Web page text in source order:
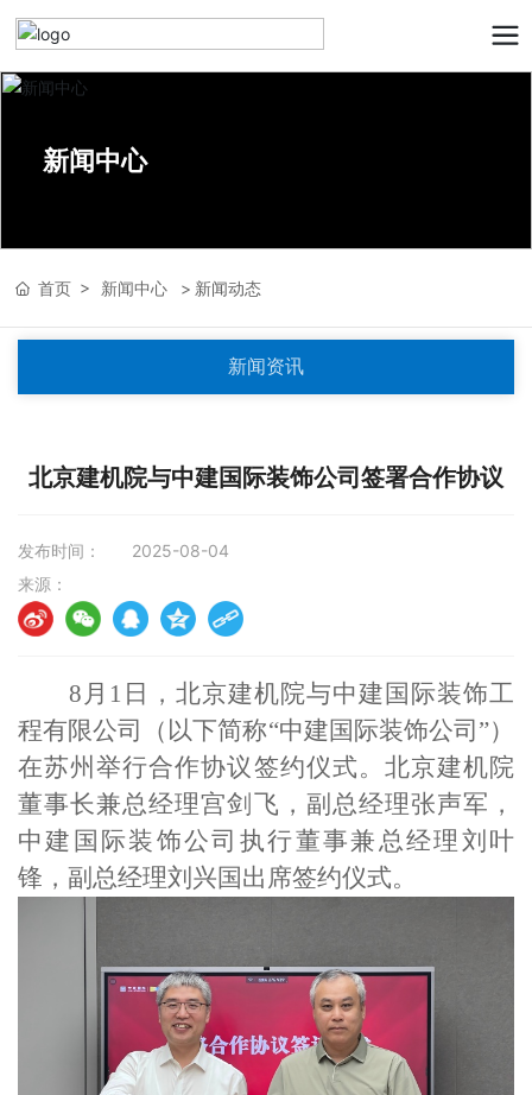
新闻中心
首页 新闻中心 新闻动态
新闻资讯
北京建机院与中建国际装饰公司签署合作协议
发布时间：
2025-08-04
来源：
8 月 1 日，北京建机院与中建国际装饰工
程有限公司
（以下简称“中建国际装饰公司”）
在苏州 举行合作协议签约仪式。北京建机院
董事长兼总经理宫剑飞， 副总经理张声军，
中建国际装饰公司执行董事兼总经理刘叶
锋 ，副总经理刘兴国出席签约仪式。